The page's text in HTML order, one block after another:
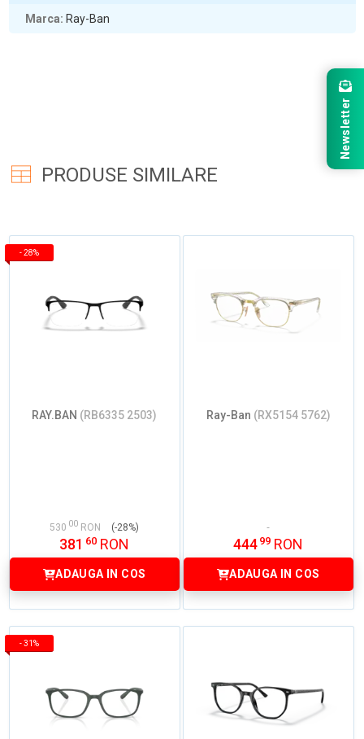
Marca Ray-Ban
PRODUSE SIMILARE
- 28%
RAY.BAN (RB6335 2503)
530 00 RON (-28%)
381 60 RON
ADAUGA IN COS
Ray-Ban (RX5154 5762)
444 99 RON
ADAUGA IN COS
- 31%
Newsletter